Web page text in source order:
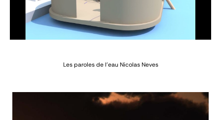
Les paroles de l'eau Nicolas Neves